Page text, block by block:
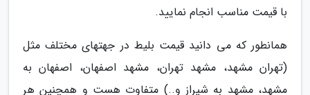
با قیمت مناسب انجام نمایید.
همانطور که می دانید قیمت بلیط در جهتهای مختلف مثل
(تهران مشهد، مشهد تهران، مشهد اصفهان، اصفهان به
مشهد، مشهد به شیراز و..) متفاوت هست و همچنین هر